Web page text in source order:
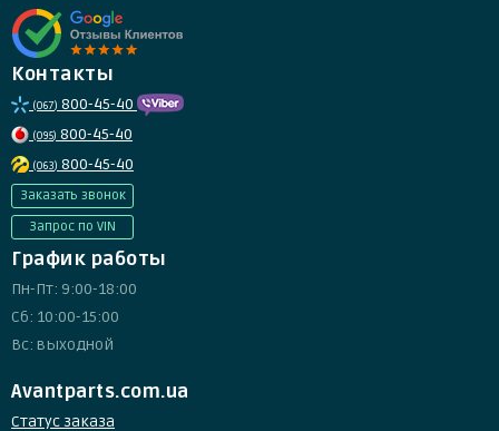
Контакты
(067) 800-45-40
(095) 800-45-40
(063) 800-45-40
Заказать звонок
Запрос по VIN
График работы
Пн-Пт: 9:00-18:00
Сб: 10:00-15:00
Вс: выходной
Avantparts.com.ua
Статус заказа